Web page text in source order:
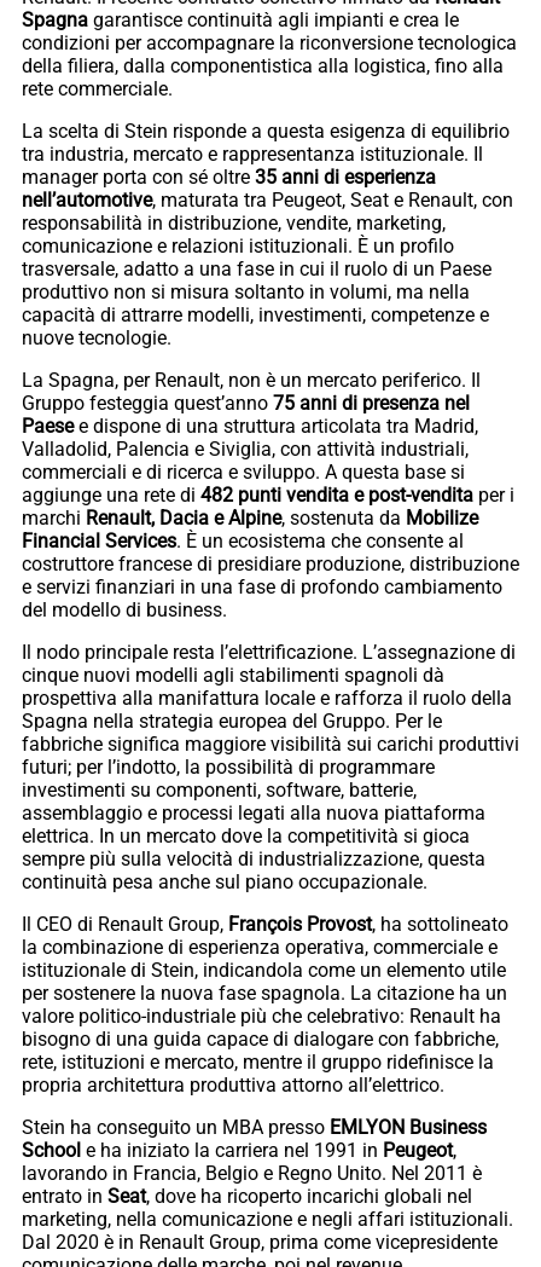
Spagna garantisce continuità agli impianti e crea le
condizioni per accompagnare la riconversione tecnologica
della filiera, dalla componentistica alla logistica, fino alla
rete commerciale.
La scelta di Stein risponde a questa esigenza di equilibrio
tra industria, mercato e rappresentanza istituzionale. Il
manager porta con sé oltre 35 anni di esperienza
nell’automotive, maturata tra Peugeot, Seat e Renault, con
responsabilità in distribuzione, vendite, marketing,
comunicazione e relazioni istituzionali. È un profilo
trasversale, adatto a una fase in cui il ruolo di un Paese
produttivo non si misura soltanto in volumi, ma nella
capacità di attrarre modelli, investimenti, competenze e
nuove tecnologie.
La Spagna, per Renault, non è un mercato periferico. Il
Gruppo festeggia quest’anno 75 anni di presenza nel
Paesee dispone di una struttura articolata tra Madrid,
Valladolid, Palencia e Siviglia, con attività industriali,
commerciali e di ricerca e sviluppo. A questa base si
aggiunge una rete di 482 punti vendita e post-vendita per i
marchi Renault, Dacia e Alpine, sostenuta da Mobilize
Financial Services. È un ecosistema che consente al
costruttore francese di presidiare produzione, distribuzione
e servizi finanziari in una fase di profondo cambiamento
del modello di business.
Il nodo principale resta l’elettrificazione. L’assegnazione di
cinque nuovi modelli agli stabilimenti spagnoli dà
prospettiva alla manifattura locale e rafforza il ruolo della
Spagna nella strategia europea del Gruppo. Per le
fabbriche significa maggiore visibilità sui carichi produttivi
futuri; per l’indotto, la possibilità di programmare
investimenti su componenti, software, batterie,
assemblaggio e processi legati alla nuova piattaforma
elettrica. In un mercato dove la competitività si gioca
sempre più sulla velocità di industrializzazione, questa
continuità pesa anche sul piano occupazionale.
Il CEO di Renault Group, François Provost, ha sottolineato
la combinazione di esperienza operativa, commerciale e
istituzionale di Stein, indicandola come un elemento utile
per sostenere la nuova fase spagnola. La citazione ha un
valore politico-industriale più che celebrativo: Renault ha
bisogno di una guida capace di dialogare con fabbriche,
rete, istituzioni e mercato, mentre il gruppo ridefinisce la
propria architettura produttiva attorno all’elettrico.
Stein ha conseguito un MBA presso EMLYON Business
School e ha iniziato la carriera nel 1991 in Peugeot,
lavorando in Francia, Belgio e Regno Unito. Nel 2011 è
entrato in Seat, dove ha ricoperto incarichi globali nel
marketing, nella comunicazione e negli affari istituzionali.
Dal 2020 è in Renault Group, prima come vicepresidente